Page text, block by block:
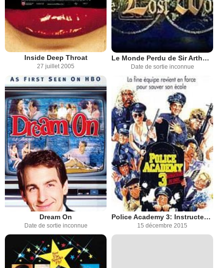
Inside Deep Throat
27 juillet 2005
Le Monde Perdu de Sir Arthur Conan Doyle
Date de sortie inconnue
Dream On
Date de sortie inconnue
Police Academy 3: Instructeurs de choc
15 décembre 2015